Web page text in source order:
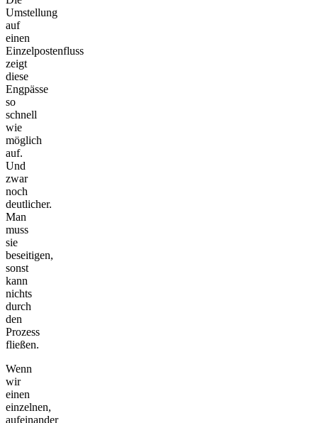
Umstellung
auf
einen
Einzelpostenfluss
zeigt
diese
Engpässe
so
schnell
wie
möglich
auf.
Und
zwar
noch
deutlicher.
Man
muss
sie
beseitigen,
sonst
kann
nichts
durch
den
Prozess
fließen.
Wenn
wir
einen
einzelnen,
aufeinander